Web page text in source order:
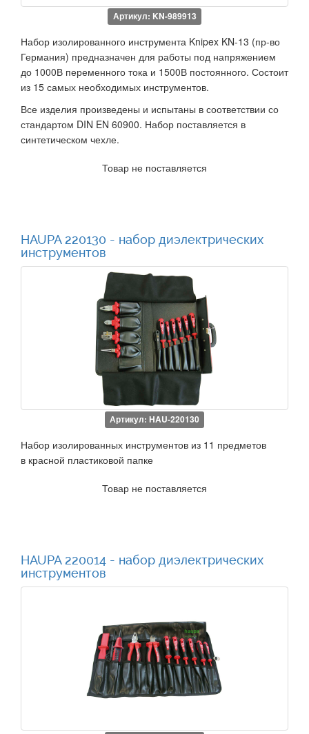
Артикул: KN-989913
Набор изолированного инструмента Knipex KN-13 (пр-во
Германия) предназначен для работы под напряжением
до 1000В переменного тока и 1500В постоянного. Состоит
из 15 самых необходимых инструментов.
Все изделия произведены и испытаны в соответствии со
стандартом DIN EN 60900. Набор поставляется в
синтетическом чехле.
Товар не поставляется
HAUPA 220130 - набор диэлектрических
инструментов
Артикул: HAU-220130
Набор изолированных инструментов из 11 предметов
в красной пластиковой папке
Товар не поставляется
HAUPA 220014 - набор диэлектрических
инструментов